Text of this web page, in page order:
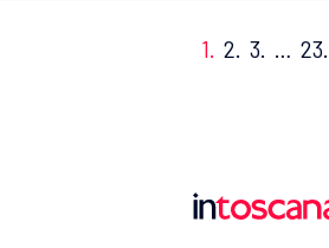
1. 2. 3. … 23.